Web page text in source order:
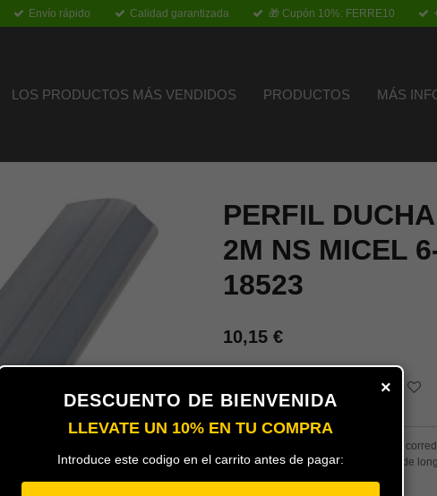
Envío rápido Calidad garantizada 🎁 Cupón 10%: FERRE10
LOS PRODUCTOS MÁS VENDIDOS PRODUCTOS MÁS
PERFIL
2M NS MICEL
18523
10,15 €
Perfil para mamparas de ducha tanto
en diferentes modelos y de 2 metros de
×
DESCUENTO DE BIENVENIDA
LLEVATE UN 10% EN TU COMPRA
Introduce este codigo en el carrito antes de pagar: